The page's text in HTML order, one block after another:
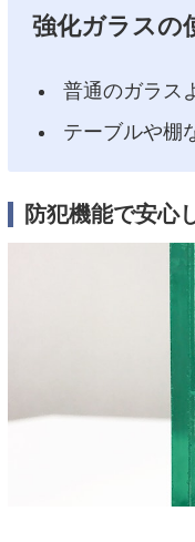
強化ガラスの
普通のガラス
テーブルや棚
防犯機能で安心